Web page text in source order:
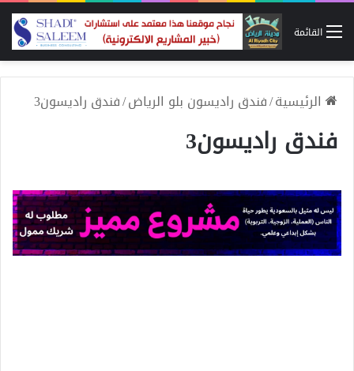
القائمة
الرئيسية/فندق راديسون بلو الرياض/فندق راديسون3
فندق راديسون3